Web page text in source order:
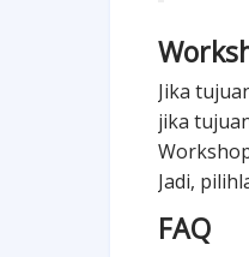
Jika
jika
Jadi,
FAQ